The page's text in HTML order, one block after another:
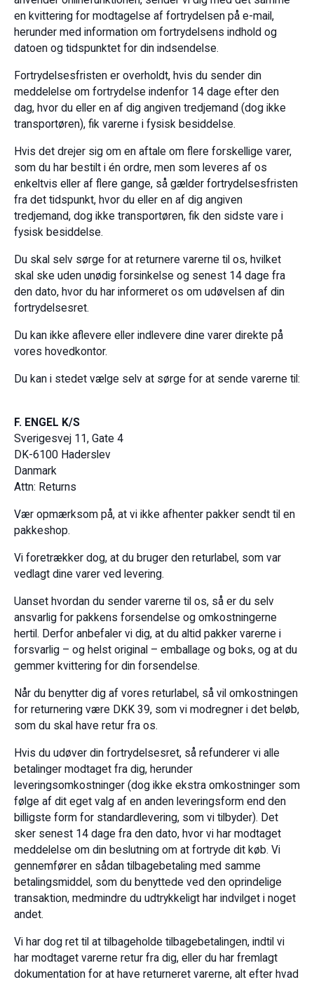
en kvittering for modtagelse af fortrydelsen på e-mail,
herunder med information om fortrydelsens indhold og
datoen og tidspunktet for din indsendelse.
Fortrydelsesfristen er overholdt, hvis du sender din
meddelelse om fortrydelse indenfor 14 dage efter den
dag, hvor du eller en af dig angiven tredjemand (dog ikke
transportøren), fik varerne i fysisk besiddelse.
Hvis det drejer sig om en aftale om flere forskellige varer,
som du har bestilt i én ordre, men som leveres af os
enkeltvis eller af flere gange, så gælder fortrydelsesfristen
fra det tidspunkt, hvor du eller en af dig angiven
tredjemand, dog ikke transportøren, fik den sidste vare i
fysisk besiddelse.
Du skal selv sørge for at returnere varerne til os, hvilket
skal ske uden unødig forsinkelse og senest 14 dage fra
den dato, hvor du har informeret os om udøvelsen af din
fortrydelsesret.
Du kan ikke aflevere eller indlevere dine varer direkte på
vores hovedkontor.
Du kan i stedet vælge selv at sørge for at sende varerne til:
F. ENGEL K/S
Sverigesvej 11, Gate 4
DK-6100 Haderslev
Danmark
Attn: Returns
Vær opmærksom på, at vi ikke afhenter pakker sendt til en
pakkeshop.
Vi foretrækker dog, at du bruger den returlabel, som var
vedlagt dine varer ved levering.
Uanset hvordan du sender varerne til os, så er du selv
ansvarlig for pakkens forsendelse og omkostningerne
hertil. Derfor anbefaler vi dig, at du altid pakker varerne i
forsvarlig – og helst original – emballage og boks, og at du
gemmer kvittering for din forsendelse.
Når du benytter dig af vores returlabel, så vil omkostningen
for returnering være DKK 39, som vi modregner i det beløb,
som du skal have retur fra os.
Hvis du udøver din fortrydelsesret, så refunderer vi alle
betalinger modtaget fra dig, herunder
leveringsomkostninger (dog ikke ekstra omkostninger som
følge af dit eget valg af en anden leveringsform end den
billigste form for standardlevering, som vi tilbyder). Det
sker senest 14 dage fra den dato, hvor vi har modtaget
meddelelse om din beslutning om at fortryde dit køb. Vi
gennemfører en sådan tilbagebetaling med samme
betalingsmiddel, som du benyttede ved den oprindelige
transaktion, medmindre du udtrykkeligt har indvilget i noget
andet.
Vi har dog ret til at tilbageholde tilbagebetalingen, indtil vi
har modtaget varerne retur fra dig, eller du har fremlagt
dokumentation for at have returneret varerne, alt efter hvad